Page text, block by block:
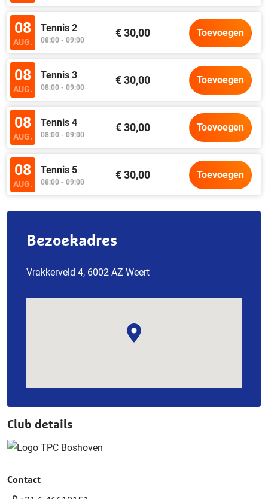
08
AUG.
Tennis 2
08:00 - 09:00
€ 30,00 Toevoegen
08
AUG.
Tennis 3
08:00 - 09:00
€ 30,00 Toevoegen
08
AUG.
Tennis 4
08:00 - 09:00
€ 30,00 Toevoegen
08
AUG.
Tennis 5
08:00 - 09:00
€ 30,00 Toevoegen
Bezoekadres
Vrakkerveld 4, 6002 AZ Weert
Club details
Contact